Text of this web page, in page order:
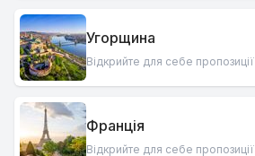
Угорщина
Відкрийте для себе пропозиції
Франція
Відкрийте для себе пропозиції